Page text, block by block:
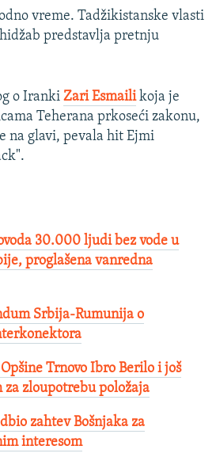
vreme. Tadžikistanske vlasti
predstavlja pretnju
o Iranki Zari Esmaili koja je
Teherana prkoseći zakonu,
na glavi, pevala hit Ejmi
30.000 ljudi bez vode u
proglašena vanredna
Srbija-Rumunija o
Trnovo Ibro Berilo i još
zloupotrebu položaja
zahtev Bošnjaka za
interesom